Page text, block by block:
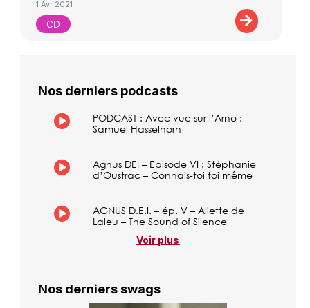
1 Avr 2021
CD
Nos derniers podcasts
PODCAST : Avec vue sur l’Arno :
Samuel Hasselhorn
Agnus DEI – Episode VI : Stéphanie
d’Oustrac – Connais-toi toi même
AGNUS D.E.I. – ép. V – Aliette de
Laleu – The Sound of Silence
Voir plus
Nos derniers swags